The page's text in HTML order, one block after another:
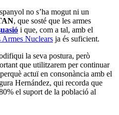
no s’ha mogut ni un
, que sosté que les armes
i que, com a tal, amb el
Armes Nuclears ja és suficient.
la seva postura, però
que utilitzarem per continuar
actuï en consonància amb el
Hernández, qui recorda que
el suport de la població al